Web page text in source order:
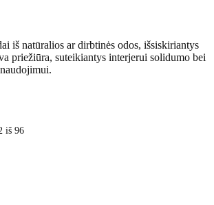
iš natūralios ar dirbtinės odos, išsiskiriantys
priežiūra, suteikiantys interjerui solidumo bei
iš 96